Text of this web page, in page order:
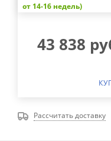
от 14-16 недель)
43 838
Рассчитать доставку